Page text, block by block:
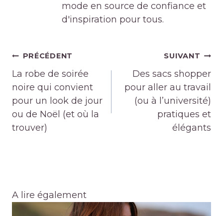
mode en source de confiance et
d'inspiration pour tous.
Navigation
de
l’article
PRÉCÉDENT
La robe de soirée
noire qui convient
pour un look de jour
ou de Noël (et où la
trouver)
SUIVANT
Des sacs shopper
pour aller au travail
(ou à l’université)
pratiques et
élégants
A lire également